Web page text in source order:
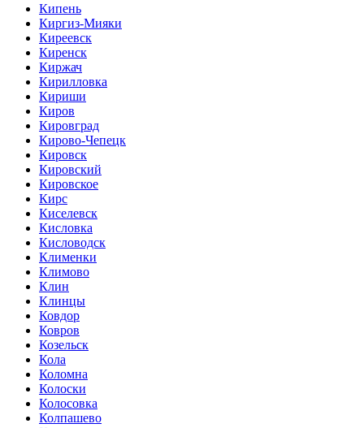
Кипень
Киргиз-Мияки
Киреевск
Киренск
Киржач
Кирилловка
Кириши
Киров
Кировград
Кирово-Чепецк
Кировск
Кировский
Кировское
Кирс
Киселевск
Кисловка
Кисловодск
Клименки
Климово
Клин
Клинцы
Ковдор
Ковров
Козельск
Кола
Коломна
Колоски
Колосовка
Колпашево